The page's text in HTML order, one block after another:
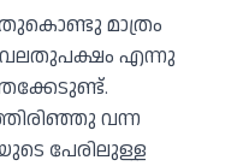
മാത്രം
വലതുപക്ഷം എന്നു
വന്ന
പേരിലുള്ള